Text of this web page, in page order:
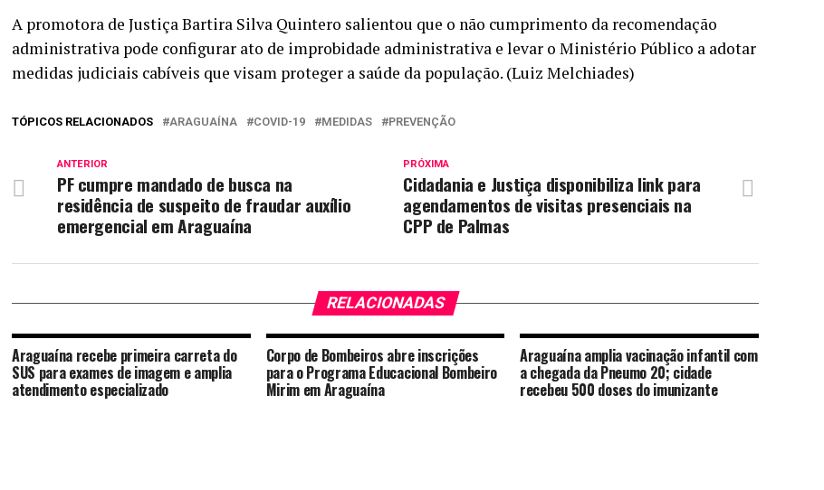
A promotora de Justiça Bartira Silva Quintero salientou que o não cumprimento da recomendação
administrativa pode configurar ato de improbidade administrativa e levar o Ministério Público a adotar
medidas judiciais cabíveis que visam proteger a saúde da população. (Luiz Melchiades)
TÓPICOS RELACIONADOS ARAGUAÍNA COVID-19 MEDIDAS PREVENÇÃO
PRÓXIMA
Cidadania e Justiça disponibiliza link para
agendamentos de visitas presenciais na
CPP de Palmas
ANTERIOR
PF cumpre mandado de busca na
residência de suspeito de fraudar auxílio
emergencial em Araguaína
RELACIONADAS
Araguaína recebe primeira carreta do
SUS para exames de imagem e amplia
atendimento especializado
Corpo de Bombeiros abre inscrições
para o Programa Educacional Bombeiro
Mirim em Araguaína
Araguaína amplia vacinação infantil com
a chegada da Pneumo 20; cidade
recebeu 500 doses do imunizante